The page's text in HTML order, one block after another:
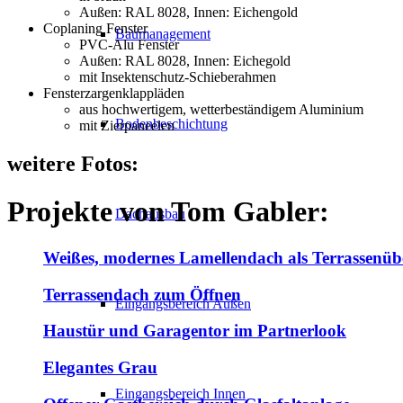
Baumanagement
Bodenbeschichtung
Dachausbau
Eingangsbereich Außen
Eingangsbereich Innen
Außen: RAL 8028, Innen: Eichengold
Coplaning Fenster
PVC-Alu Fenster
Außen: RAL 8028, Innen: Eichegold
mit Insektenschutz-Schieberahmen
Fensterzargenklappläden
aus hochwertigem, wetterbeständigem Aluminium
mit Zierpaneelen
weitere Fotos:
Projekte vonTom Gabler:
Weißes, modernes Lamellendach als
Terrassendach zum Öffnen
Haustür und Garagentor im Partnerlook
Elegantes Grau